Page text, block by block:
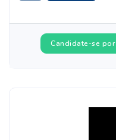
Candidate-se por